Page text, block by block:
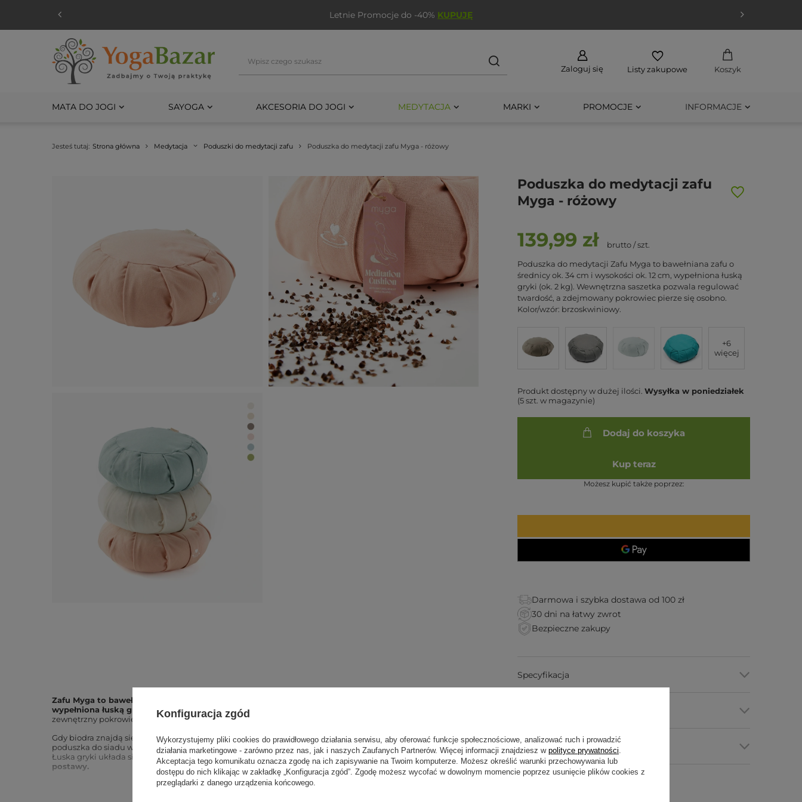
Letnie Promocje do -40% KUPUJĘ
Zaloguj się Listy zakupowe Koszyk
MATA DO JOGI SAYOGA AKCESORIA DO JOGI MEDYTACJA MARKI PROMOCJE INFORMACJE
Jesteś tutaj: Strona główna Medytacja Poduszki do medytacji zafu Poduszka do medytacji zafu Myga - różowy
Poduszka do medytacji zafu
Myga - różowy
139,99 zł brutto/szt.
Poduszka do medytacji Zafu Myga to bawełniana zafu o
średnicy ok. 34 cm i wysokości ok. 12 cm, wypełniona łuską
gryki (ok. 2 kg). Wewnętrzna saszetka pozwala regulować
twardość, a zdejmowany pokrowiec pierze się osobno.
Kolor/wzór: brzoskwiniowy.
+6
więcej
Produkt dostępny w dużej ilości Wysyłkaw poniedziałek
(5 szt. w magazynie)
Dodaj do koszyka
Kup teraz
Możesz kupić także poprzez:
Darmowa i szybka dostawa od 100 zł
30 dni na łatwy zwrot
Bezpieczne zakupy
Zafu Myga to bawełniana poduszka do medytacji o średnicy ok. 34 cm i wysokości ok. 12 cm,
wypełniona łuską gryki, o wadze ok. 2 kg. Łuska w wewnętrznej saszetce pozwala ustawić twardość, a
zewnętrzny pokrowiec zdejmiesz do prania.
Gdy biodra znajdą się nad kolanami, siad skrzyżny robi się stabilny, a kręgosłup prostuje się bez wysiłku. To
poduszka do siadu w medytacji, pranajamie i jodze w pozycjach siedzących, nie do podparcia w leżeniu.
Łuska gryki układa się pod ciałem i nie traci objętości.
Yoga Bazar pomoże dobrać poduszkę do Twojej
postawy.
Specyfikacja
Dostawa i zwroty
Konfiguracja zgód
Wykorzystujemy pliki cookies do prawidłowego działania serwisu, aby oferować funkcje społecznościowe, analizować ruch i prowadzić
działania marketingowe - zarówno przez nas, jak i naszych Zaufanych Partnerów. Więcej informacji znajdziesz w polityce prywatności
Akceptacja tego komunikatu oznacza zgodę na ich zapisywanie na Twoim komputerze. Możesz określić warunki przechowywania lub
dostępu do nich klikając w zakładkę „Konfiguracja zgód”. Zgodę możesz wycofać w dowolnym momencie poprzez usunięcie plików cookies z
przeglądarki z danego urządzenia końcowego.